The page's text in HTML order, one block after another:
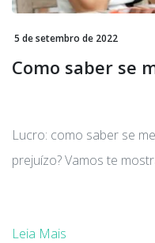
5 de setembro de 2022
Como saber se
Lucro: como saber se
prejuízo? Vamos te
Leia Mais